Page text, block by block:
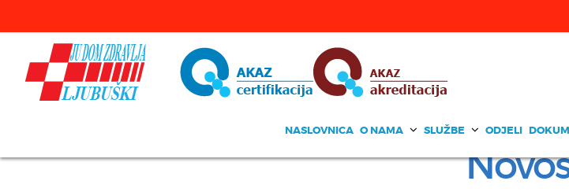
NASLOVNICA O NAMA SLUŽBE ODJELI